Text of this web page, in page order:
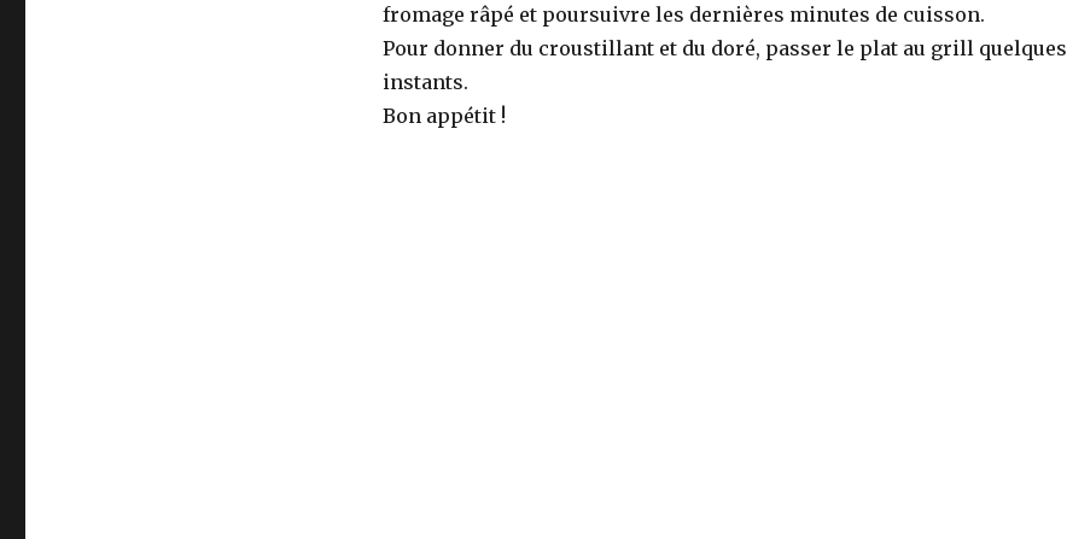
fromage râpé et poursuivre les dernières minutes de cuisson.
Pour donner du croustillant et du doré, passer le plat au grill quelques
instants.
Bon appétit !